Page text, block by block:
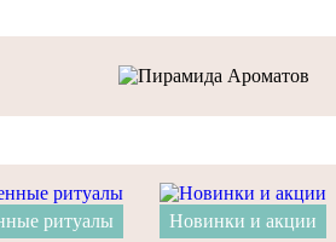
ритуалы Новинки и акции